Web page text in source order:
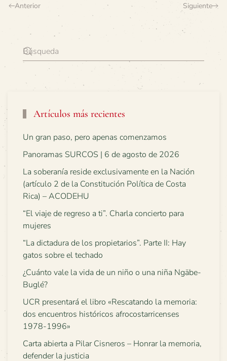
Anterior Siguiente
Artículos más recientes
Un gran paso, pero apenas comenzamos
Panoramas SURCOS | 6 de agosto de 2026
La soberanía reside exclusivamente en la Nación
(artículo 2 de la Constitución Política de Costa
Rica) – ACODEHU
“El viaje de regreso a ti”. Charla concierto para
mujeres
“La dictadura de los propietarios”. Parte II: Hay
gatos sobre el techado
¿Cuánto vale la vida de un niño o una niña Ngäbe-
Buglé?
UCR presentará el libro «Rescatando la memoria:
dos encuentros históricos afrocostarricenses
1978-1996»
Carta abierta a Pilar Cisneros – Honrar la memoria,
defender la justicia